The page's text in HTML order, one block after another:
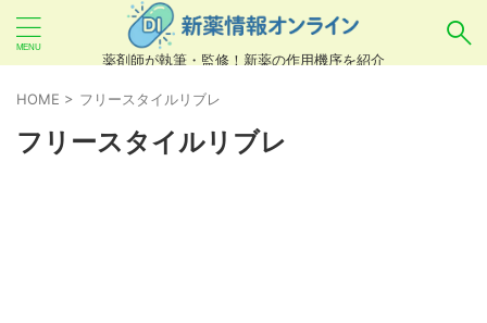
薬剤師が執筆・監修！新薬の作用機序を紹介
HOME > フリースタイルリブレ
フリースタイルリブレ